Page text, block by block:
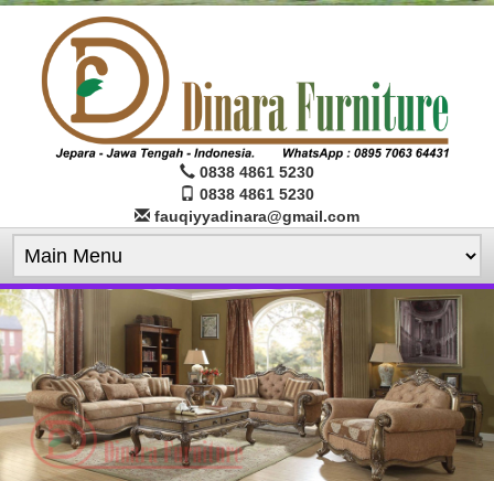
0838 4861 5230
0838 4861 5230
fauqiyyadinara@gmail.com